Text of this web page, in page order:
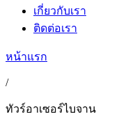
เกี่ยวกับเรา
ติดต่อเรา
หน้าแรก
/
ทัวร์อาเซอร์ไบจาน